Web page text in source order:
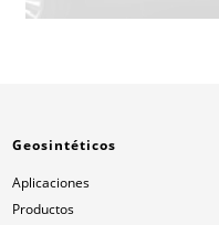
Geosintéticos
Aplicaciones
Productos